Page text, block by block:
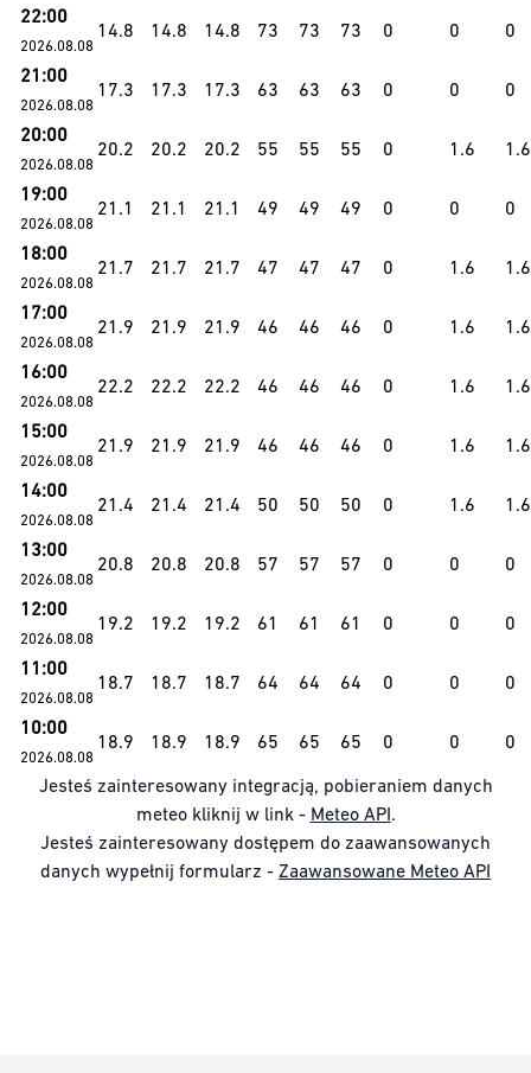
22:00
2026.08.08
14.8 14.8 14.8 73 73 73 0 0 0
21:00
2026.08.08
17.3 17.3 17.3 63 63 63 0 0 0
20:00
2026.08.08
20.2 20.2 20.2 55 55 55 0 1.6 1.6
19:00
2026.08.08
21.1 21.1 21.1 49 49 49 0 0 0
18:00
2026.08.08
21.7 21.7 21.7 47 47 47 0 1.6 1.6
17:00
2026.08.08
21.9 21.9 21.9 46 46 46 0 1.6 1.6
16:00
2026.08.08
22.2 22.2 22.2 46 46 46 0 1.6 1.6
15:00
2026.08.08
21.9 21.9 21.9 46 46 46 0 1.6 1.6
14:00
2026.08.08
21.4 21.4 21.4 50 50 50 0 1.6 1.6
13:00
2026.08.08
20.8 20.8 20.8 57 57 57 0 0 0
12:00
2026.08.08
19.2 19.2 19.2 61 61 61 0 0 0
11:00
2026.08.08
18.7 18.7 18.7 64 64 64 0 0 0
10:00
2026.08.08
18.9 18.9 18.9 65 65 65 0 0 0
Jesteś zainteresowany integracją, pobieraniem danych
meteo kliknij w link - Meteo API.
Jesteś zainteresowany dostępem do zaawansowanych
danych wypełnij formularz - Zaawansowane Meteo API